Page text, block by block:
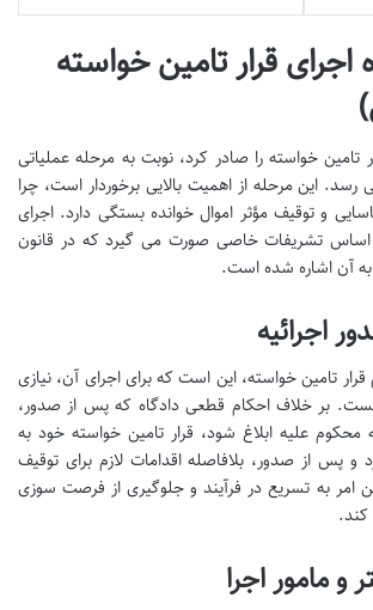
اجرای قرار تامین خواسته
تامین خواسته را صادر کرد، نوبت به مرحله عملیاتی
رسد. این مرحله از اهمیت بالایی برخوردار است، چرا
و توقیف مؤثر اموال خوانده بستگی دارد. اجرای
اساس تشریفات خاصی صورت می گیرد که در قانون
به آن اشاره شده است.
اجرائیه
تامین خواسته، این است که برای اجرای آن، نیازی
بر خلاف احکام قطعی دادگاه که پس از صدور،
محکوم علیه ابلاغ شود، قرار تامین خواسته خود به
و پس از صدور، بلافاصله اقدامات لازم برای توقیف
امر به تسریع در فرآیند و جلوگیری از فرصت سوزی
مامور اجرا